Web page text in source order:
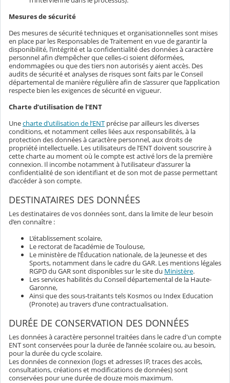
Mesures de sécurité
Des mesures de sécurité techniques et organisationnelles sont mises
en place par les Responsables de Traitement en vue de garantir la
disponibilité, l’intégrité et la confidentialité des données à caractère
personnel afin d’empêcher que celles-ci soient déformées,
endommagées ou que des tiers non autorisés y aient accès. Des
audits de sécurité et analyses de risques sont faits par le Conseil
départemental de manière régulière afin de s’assurer que l’application
respecte bien les exigences de sécurité en vigueur.
Charte d’utilisation de l’ENT
Unecharte d’utilisation de l’ENT précise par ailleurs les diverses
conditions, et notamment celles liées aux responsabilités, à la
protection des données à caractère personnel, aux droits de
propriété intellectuelle. Les utilisateurs de l’ENT doivent souscrire à
cette charte au moment où le compte est activé lors de la première
connexion. Il incombe notamment à l’utilisateur d'assurer la
confidentialité de son identifiant et de son mot de passe permettant
d’accéder à son compte.
DESTINATAIRES DES DONNÉES
Les destinataires de vos données sont, dans la limite de leur besoin
d’en connaître :
L’établissement scolaire,
Le rectorat de l’académie de Toulouse,
Le ministère de l’Éducation nationale, de la Jeunesse et des
Sports, notamment dans le cadre du GAR. Les mentions légales
RGPD du GAR sont disponibles sur le site du Ministère.
Les services habilités du Conseil départemental de la Haute-
Garonne,
Ainsi que des sous-traitants tels Kosmos ou Index Education
(Pronote) au travers d’une contractualisation.
DURÉE DE CONSERVATION DES DONNÉES
Les données à caractère personnel traitées dans le cadre d'un compte
ENT sont conservées pour la durée de l’année scolaire ou, au besoin,
pour la durée du cycle scolaire.
Les données de connexion (logs et adresses IP, traces des accès,
consultations, créations et modifications de données) sont
conservées pour une durée de douze mois maximum.